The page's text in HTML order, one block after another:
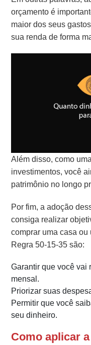
orçamento é
maior dos seus
sua renda de forma
Além disso, como
investimentos, você
patrimônio no longo
Por fim, a adoção
consiga realizar
comprar uma casa
Regra 50-15-35 são:
Garantir que você vai
mensal.
Priorizar suas
Permitir que você
seu dinheiro.
Como aplicar